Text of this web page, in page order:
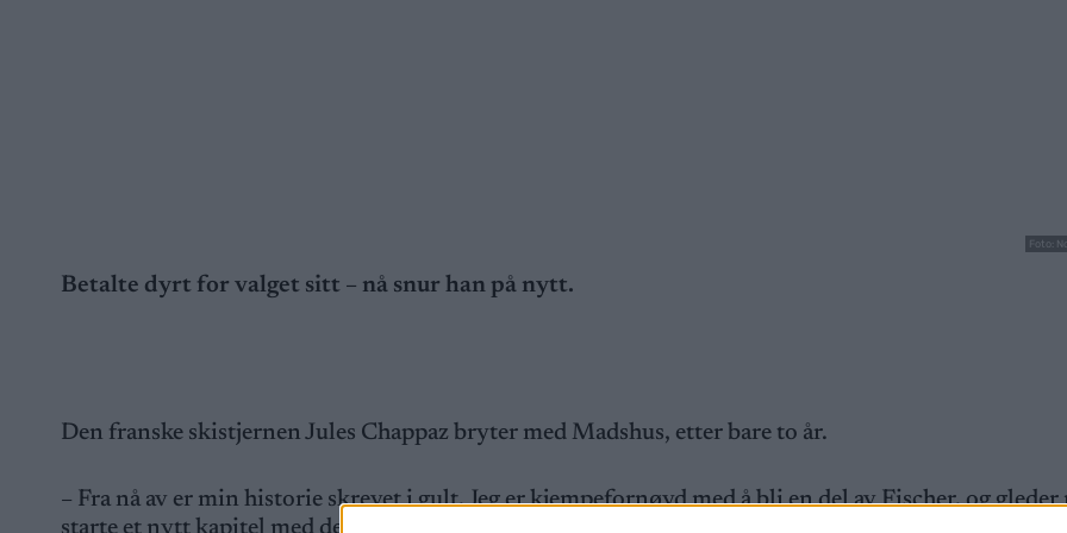
Foto:
Betalte dyrt for valget sitt – nå snur han på nytt.
Den franske skistjernen Jules Chappaz bryter med Madshus, etter bare to år.
– Fra nå av er min historie skrevet i gult. Jeg er kjempefornøyd med å bli en del av Fischer, og gleder
starte et nytt kapitel med dem, sier Chappaz på sin